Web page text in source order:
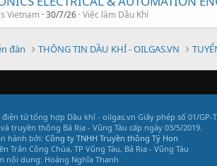
Vietnam 30/7/26 Việc làm Dầu Khí
đàn THÔNG TIN DẦU KHÍ - OILGAS.VN
tử tổng hợp Dầu khí - oilgas.vn Giấy phép số 01/GP-
truyền thông Bà Rịa - Vũng Tàu cấp ngày 03/5/2019.
hành bởi: Công ty TNHH Truyền thông Tý Hon
Trân Công Chúa, TP Vũng Tàu, Bà Rịa - Vũng Tàu
nội dung: Hoàng Nghĩa Thanh